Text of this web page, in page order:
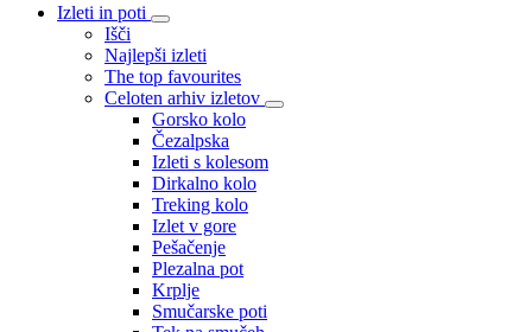
Izleti in poti
Išči
Najlepši izleti
The top favourites
Celoten arhiv izletov
Gorsko kolo
Čezalpska
Izleti s kolesom
Dirkalno kolo
Treking kolo
Izlet v gore
Pešačenje
Plezalna pot
Krplje
Smučarske poti